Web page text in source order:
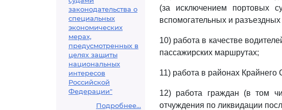
законодательства о
специальных
экономических
мерах,
предусмотренных в
целях защиты
национальных
интересов
Российской
Федерации"
Подробнее...
(за исключением портовых
вспомогательных и
10) работа в качестве
пассажирских маршрутах;
11) работа в районах
12) работа граждан (в том
отчуждения по ликвидации